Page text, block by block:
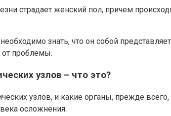
страдает женский пол, причем
знать, что он собой
от проблемы.
узлов – что это?
узлов, и какие органы, прежде
осложнения.